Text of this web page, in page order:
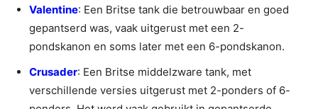
Valentine: Een Britse tank die betrouwbaar en goed
gepantserd was, vaak uitgerust met een 2-
pondskanon en soms later met een 6-pondskanon.
Crusader: Een Britse middelzware tank, met
verschillende versies uitgerust met 2-ponders of 6-